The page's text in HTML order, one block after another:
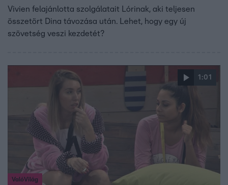
Vivien felajánlotta szolgálatait Lórinak, aki teljesen
összetört Dina távozása után. Lehet, hogy egy új
szövetség veszi kezdetét?
1:01
ValóVilág